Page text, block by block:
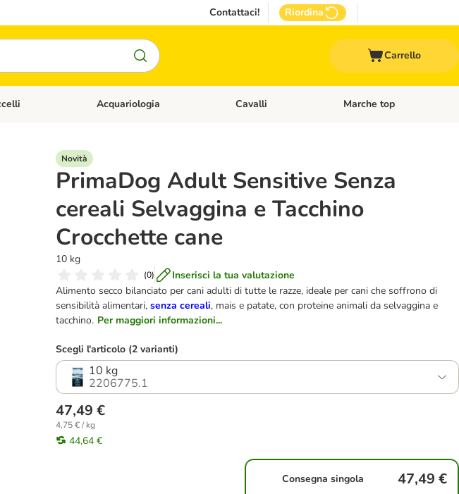
Contattaci! Riordina
Carrello
Diete Apri Menù Categoria: Roditori & Uccelli
Acquariologia Apri Menù Categoria: Acquariologia
Cavalli Apri Menù Categoria: Cavalli
Marche top
Novità
PrimaDog Adult Sensitive Senza
cereali Selvaggina e Tacchino
Crocchette cane
10 kg
(0)
Inserisci la tua valutazione
Alimento secco bilanciato per cani adulti di tutte le razze, ideale per cani che soffrono di
sensibilità alimentari,senza cereali, mais e patate, con proteine animali da selvaggina e
tacchino. Per maggiori informazioni...
Scegli l'articolo (2 varianti)
10 kg
2206775.1
47,49 €
4,75 € / kg
44,64 €
Consegna singola 47,49 €